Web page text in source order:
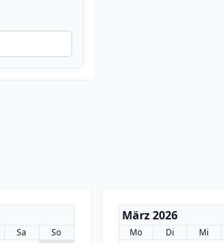
Sa
So
März 2026
Mo Di Mi